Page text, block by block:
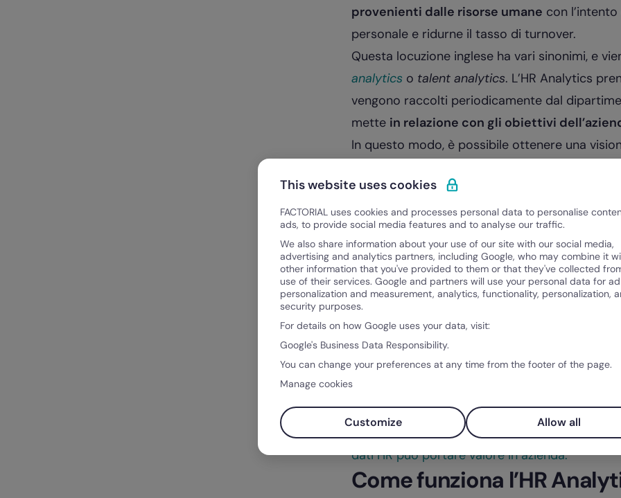
provenienti dalle risorse umane con
personale e ridurne il tasso di turnover.
Questa locuzione inglese ha vari sinonimi, e
analytics o talent analytics. L’HR Analytics
vengono raccolti periodicamente dal
mette in relazione con gli obiettivi
In questo modo, è possibile ottenere una
responsabili HR stiano contribuendo al
Chi si occupa di HR Analytics?
I diretti responsabili di HR Analytics sono l’HR
Si tratta, nello specifico, di professionisti
risorse umane, analisi dei dati e business
Questi esperti, a seconda della dimensione
dipartimento HR o in team dedicati all’analisi
contatto con HR Manager e
, che
insights di questi professionisti.
Icorsi di HR Analyticsstanno diventando
rivolgono a professionisti in ambito HR o a
settorializzare ulteriormente le proprie
👉 Leggi la nostra guida completa all’HR
dati HR può portare valore in azienda.
Come funziona l’HR
This website uses cookies
FACTORIAL uses cookies and processes personal data to personalise
ads, to provide social media features and to analyse our traffic.
We also share information about your use of our site with our social media,
advertising and analytics partners, including Google, who may combine it
other information that you've provided to them or that they've collected
use of their services. Google and partners will use your personal data for ad
personalization and measurement, analytics, functionality, personalization,
security purposes.
For details on how Google uses your data, visit:
Google's Business Data Responsibility.
You can change your preferences at any time from the footer of the page.
Manage cookies
Customize Allow all